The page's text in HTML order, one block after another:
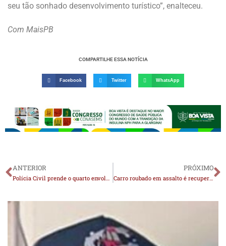
seu tão sonhado desenvolvimento turístico”, enalteceu.
Com MaisPB
COMPARTILHE ESSA NOTÍCIA
Facebook Twitter WhatsApp
ANTERIOR
Polícia Civil prende o quarto envolvido no assassinato de ex-delegado em Boa Vista
PRÓXIMO
Carro roubado em assalto é recuperado menos de 24 horas após crime na zona rural de Juazeirinho